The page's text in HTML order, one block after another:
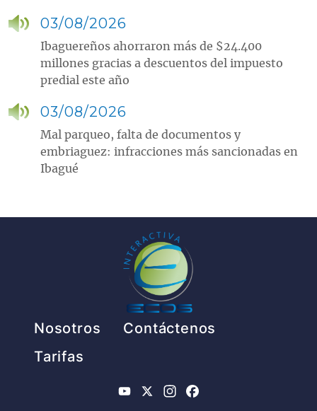
03/08/2026
Ibaguereños ahorraron más de $24.400
millones gracias a descuentos del impuesto
predial este año
03/08/2026
Mal parqueo, falta de documentos y
embriaguez: infracciones más sancionadas en
Ibagué
Pie de página
Nosotros
Contáctenos
Tarifas
YouTube
X Instagram